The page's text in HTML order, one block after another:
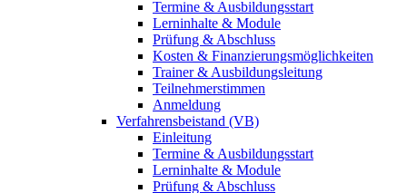
Termine & Ausbildungsstart
Lerninhalte & Module
Prüfung & Abschluss
Kosten & Finanzierungsmöglichkeiten
Trainer & Ausbildungsleitung
Teilnehmerstimmen
Anmeldung
Verfahrensbeistand (VB)
Einleitung
Termine & Ausbildungsstart
Lerninhalte & Module
Prüfung & Abschluss